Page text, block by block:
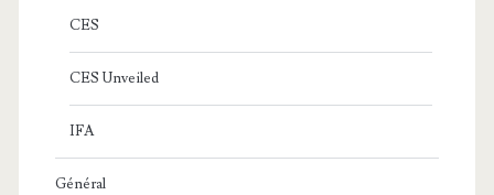
CES
CES Unveiled
IFA
Général